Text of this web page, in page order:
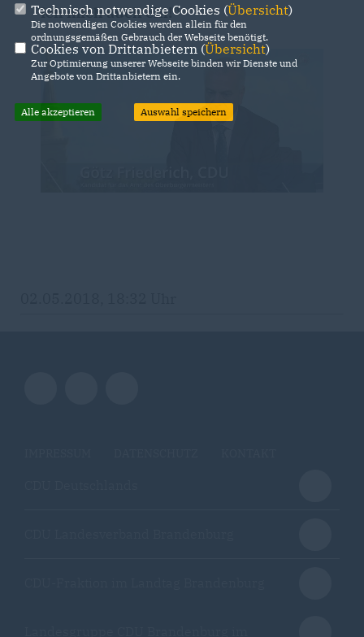
ich mich auch ein!"
Technisch notwendige Cookies (Übersicht)
Die notwendigen Cookies werden allein für den
ordnungsgemäßen Gebrauch der Webseite benötigt.
Cookies von Drittanbietern (Übersicht)
Zur Optimierung unserer Webseite binden wir Dienste und
Angebote von Drittanbietern ein.
Alle akzeptieren Auswahl speichern